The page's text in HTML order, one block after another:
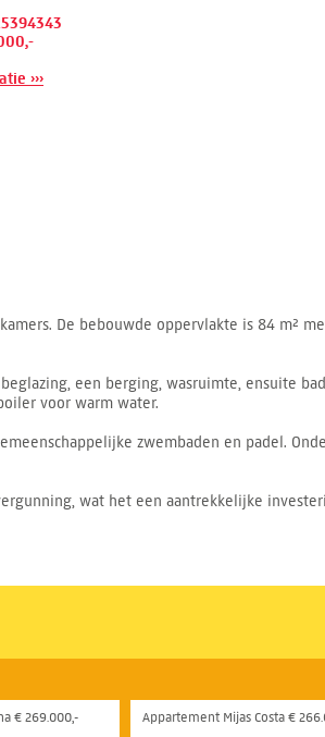
›››
De bebouwde oppervlakte is 84 m²
een berging, wasruimte, ensuite
voor warm water.
zwembaden en padel.
wat het een aantrekkelijke
€ 269.000,- Appartement Mijas Costa €